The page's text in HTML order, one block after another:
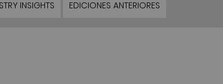
INSIGHTS EDICIONES ANTERIORES